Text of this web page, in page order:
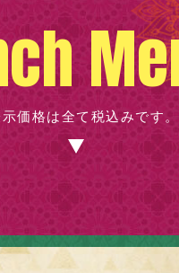
価格は全て税込みです。